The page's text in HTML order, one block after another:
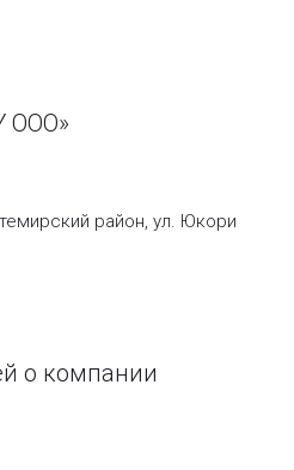
ООО»
район, ул. Юкори
о компании